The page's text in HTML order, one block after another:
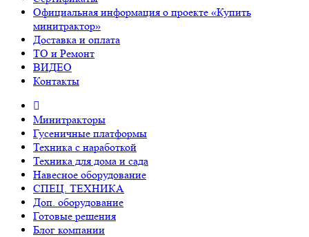
Официальная информация о проекте «Купить
минитрактор»
Доставка и оплата
ТО и Ремонт
ВИДЕО
Контакты
Минитракторы
Гусеничные платформы
Техника с наработкой
Техника для дома и сада
Навесное оборудование
СПЕЦ. ТЕХНИКА
Доп. оборудование
Готовые решения
Блог компании